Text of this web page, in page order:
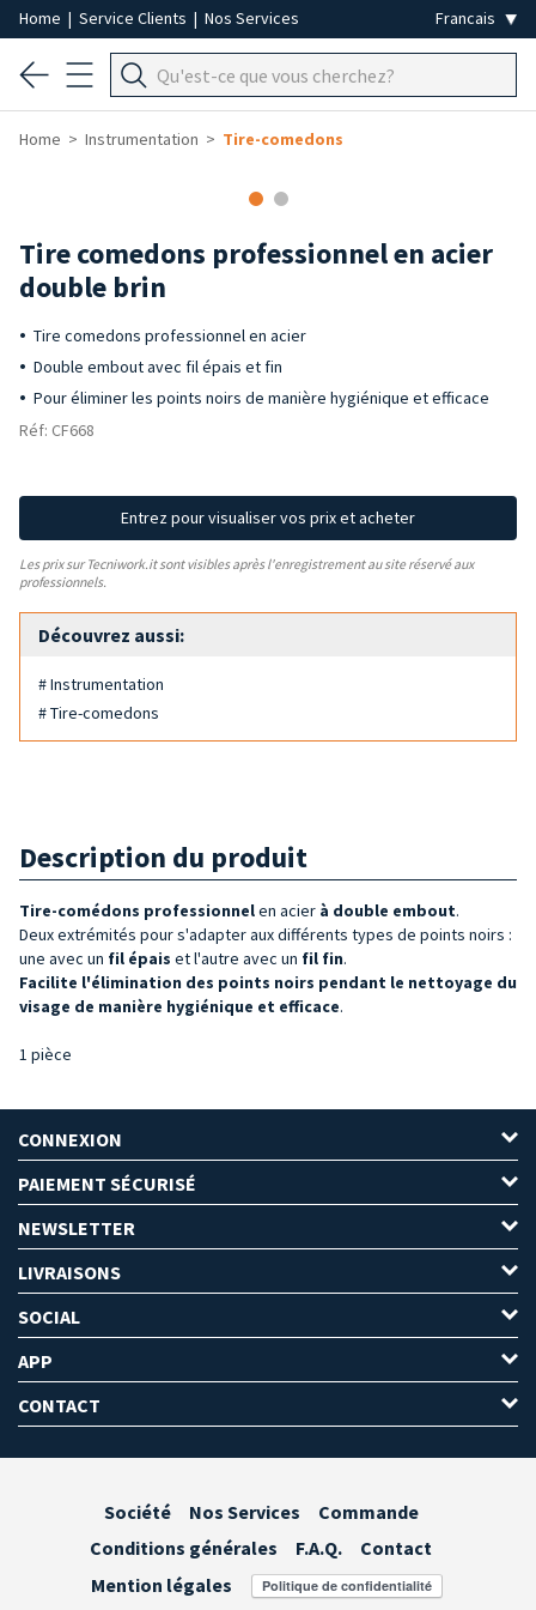
Home | Service Clients | Nos Services
Home Instrumentation Tire-comedons
Tire comedons professionnel en acier
double brin
Tire comedons professionnel en acier
Double embout avec fil épais et fin
Pour éliminer les points noirs de manière hygiénique et efficace
Réf: CF668
Entrez pour visualiser vos prix et acheter
Les prix sur Tecniwork.it sont visibles après l'enregistrement au site réservé aux
professionnels.
Découvrez aussi:
# Instrumentation
# Tire-comedons
Description du produit
Tire-comédons professionnelen acier à double embout.
Deux extrémités pour s'adapter aux différents types de points noirs :
une avec un fil épais et l'autre avec un fil fin.
Facilite l'élimination des points noirs pendant le nettoyage du
visage de manière hygiénique et efficace.
1 pièce
CONNEXION
PAIEMENT SÉCURISÉ
NEWSLETTER
LIVRAISONS
SOCIAL
APP
CONTACT
Société Nos Services
Commande
Conditions générales
F.A.Q.
Contact
Mention légales